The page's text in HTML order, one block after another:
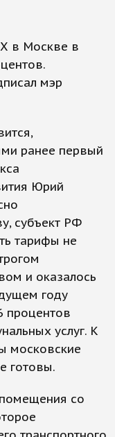
в Москве в
мэр
ранее первый
Юрий
субъект РФ
тарифы не
и оказалось
году
процентов
услуг. К
московские
готовы.
со